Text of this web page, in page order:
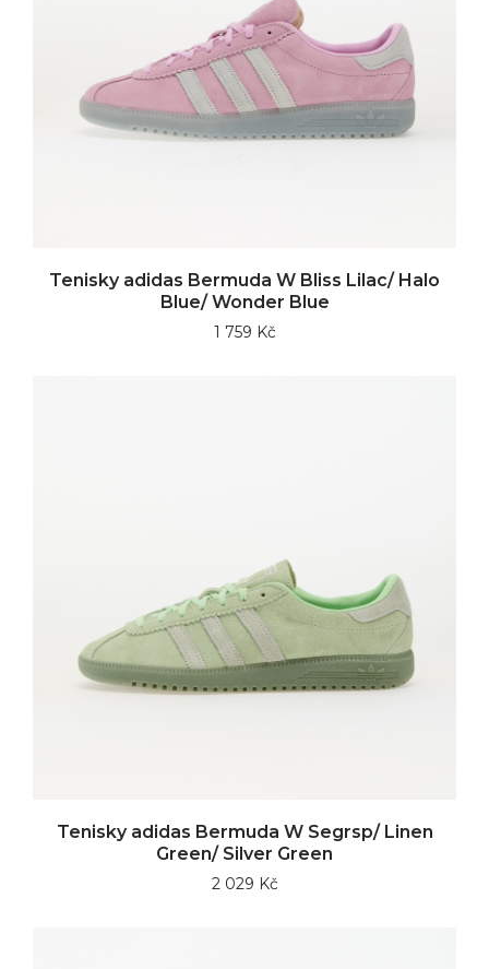
Tenisky adidas Bermuda W Bliss Lilac/ Halo
Blue/ Wonder Blue
1 759 Kč
Tenisky adidas Bermuda W Segrsp/ Linen
Green/ Silver Green
2 029 Kč